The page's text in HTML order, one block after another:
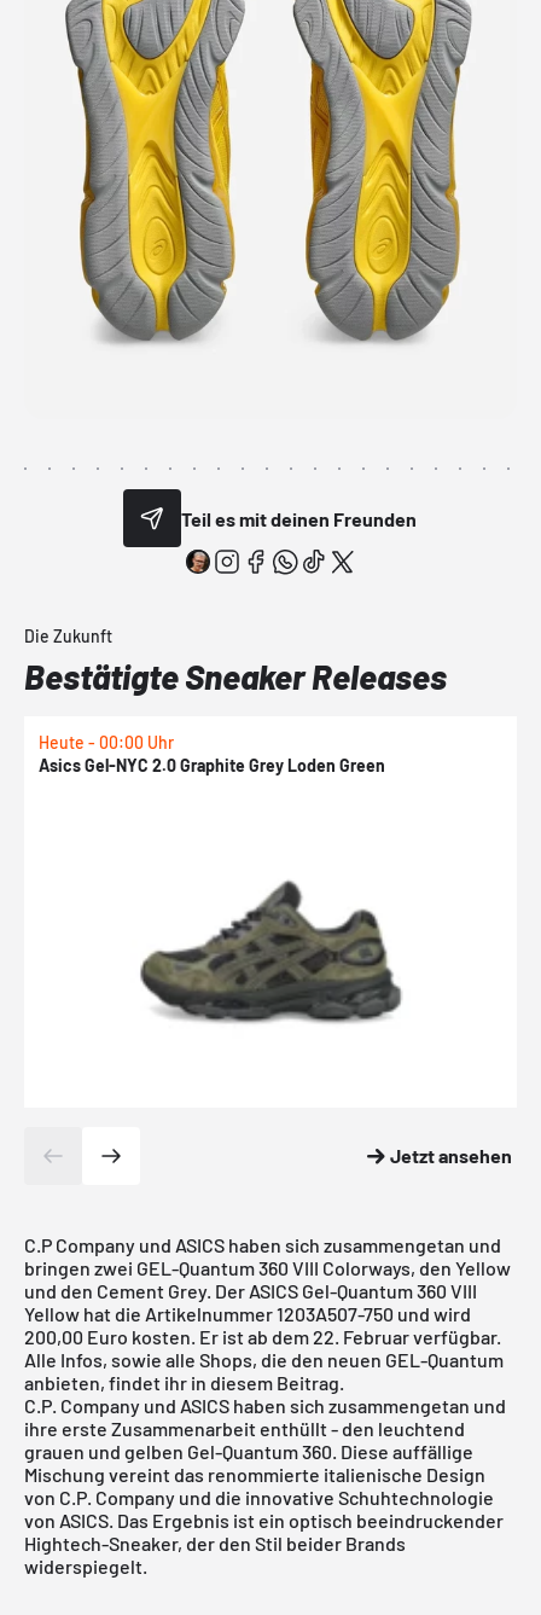
Teil es mit deinen Freunden
Die Zukunft
Bestätigte Sneaker Releases
Heute - 00:00 Uhr
Asics Gel-NYC 2.0 Graphite Grey Loden Green
Jetzt ansehen
C.P Company und ASICS haben sich zusammengetan und
bringen zwei GEL-Quantum 360 VIII Colorways, den Yellow
und den Cement Grey. Der ASICS Gel-Quantum 360 VIII
Yellow hat die Artikelnummer 1203A507-750 und wird
200,00 Euro kosten. Er ist ab dem 22. Februar verfügbar.
Alle Infos, sowie alle Shops, die den neuen GEL-Quantum
anbieten, findet ihr in diesem Beitrag.
C.P. Company und ASICS haben sich zusammengetan und
ihre erste Zusammenarbeit enthüllt - den leuchtend
grauen und gelben Gel-Quantum 360. Diese auffällige
Mischung vereint das renommierte italienische Design
von C.P. Company und die innovative Schuhtechnologie
von ASICS . Das Ergebnis ist ein optisch beeindruckender
Hightech-Sneaker, der den Stil beider Brands
widerspiegelt.